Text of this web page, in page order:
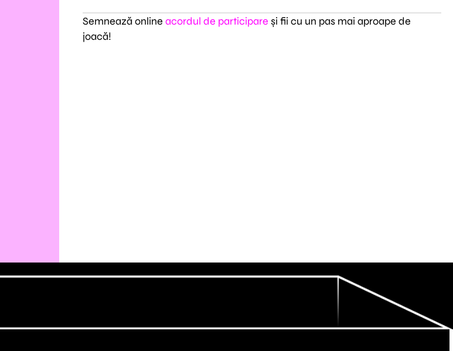
Semnează online acordul de participare și fii cu un pas mai aproape de
joacă!